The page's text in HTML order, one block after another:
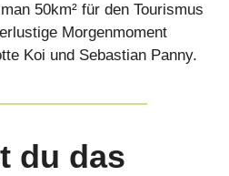
50km² für den Tourismus
Morgenmoment
Koi und Sebastian Panny.
du das